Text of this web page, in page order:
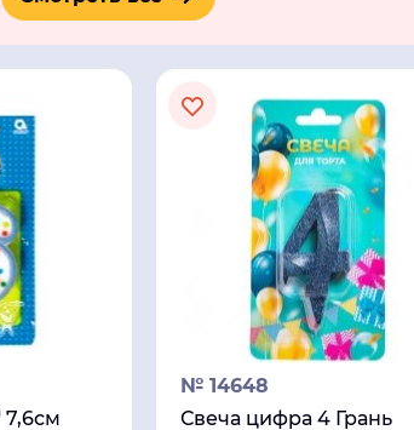
№ 14648
Свеча цифра 4 Грань